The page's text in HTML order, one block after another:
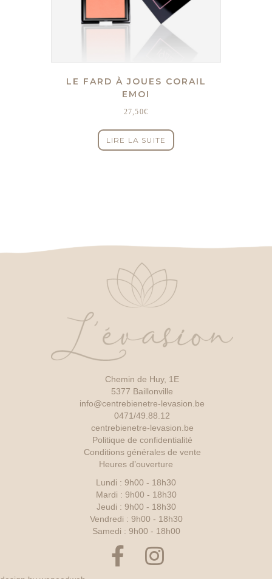
LE FARD À JOUES CORAIL
EMOI
27,50€
LIRE LA SUITE
Chemin de Huy, 1E
5377 Baillonville
info@centrebienetre-levasion.be
0471/49.88.12
centrebienetre-levasion.be
Politique de confidentialité
Conditions générales de vente
Heures d’ouverture
Lundi : 9h00 - 18h30
Mardi : 9h00 - 18h30
Jeudi : 9h00 - 18h30
Vendredi : 9h00 - 18h30
Samedi : 9h00 - 18h00